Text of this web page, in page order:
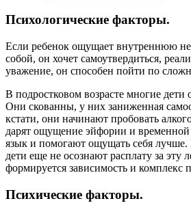
Психологические факторы.
Если ребенок ощущает внутреннюю
собой, он хочет самоутвердиться,
уважение, он способен пойти по
В подростковом возрасте многие
Они скованны, у них заниженная
кстати, они начинают пробовать
дарят ощущение эйфории и
язык и помогают ощущать себя лучше.
дети еще не осознают расплату за эту
формируется зависимость и комплекс
Психические факторы.